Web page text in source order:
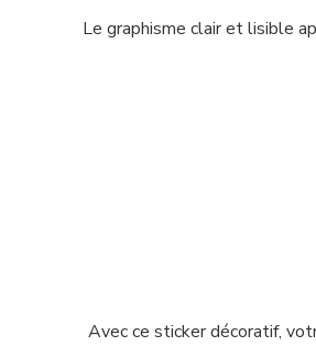
Le graphisme clair et lisible
Avec ce sticker décoratif,